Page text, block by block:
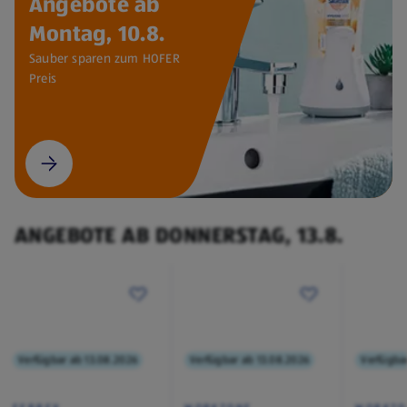
Montag, 10.8.
Sauber sparen zum HOFER
Preis
ANGEBOTE AB DONNERSTAG, 13.8.
Verfügbar ab 13.08.2026 Verfügbar ab 13.08.2026